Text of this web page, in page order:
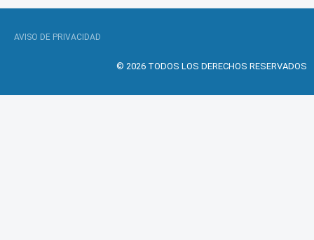
AVISO DE PRIVACIDAD
© 2026 TODOS LOS DERECHOS RESERVADOS